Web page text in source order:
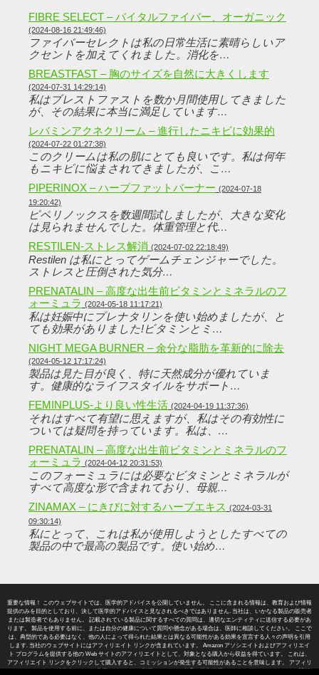
FIBRE SELECT – バイタルファイバー、オーガニック
(2024-08-16 21:49:46)
ファイバーセレクトは私の日常生活に素晴らしいア
クセントを加えてくれました。消化を…
BREASTFAST – 胸のサイズを自然に大きくします
(2024-07-31 14:29:14)
私はブレストファストを数か月間使用してきました
が、その結果に本当に満足しています…
レバミンアクネクリーム – 進行したニキビに効果的
(2024-07-22 01:27:38)
このクリームは私の肌にとても良いです。私は何年
もニキビに悩まされてきましたが、こ…
PIPERINOX – ハーブファットバーナー (2024-07-18
19:20:42)
ピペリノックスを数週間試しましたが、大きな変化
は見られませんでした。体重管理と代…
RESTILEN-ストレス解消 (2024-07-02 22:18:49)
Restilen は私にとってゲームチェンジャーでした。
ストレスと圧倒された気分…
PRENATALIN – 高度な出生前ビタミンとミネラルのフ
ォーミュラ (2024-05-18 11:17:21)
私は妊娠中にプレナタリンを使い始めましたが、と
ても効果がありました!ビタミンとミ…
NIGHT MEGA BURNER – 余分な脂肪を革新的に除去
(2024-05-12 17:17:24)
製品は見た目が良く、特に天然成分が優れていま
す。健康的なライフスタイルをサポート…
FEMINPLUS-より良い性生活 (2024-04-19 11:37:36)
それはすべて有望に思えますが、私はその有効性に
ついては疑問を持っています。私は、…
PRENATALIN – 高度な出生前ビタミンとミネラルのフ
ォーミュラ (2024-04-12 20:31:53)
このフォーミュラには必要なビタミンとミネラルが
すべて高度な形で含まれており、母親…
ZINAMAX – にきびに対するハーブエキス (2024-03-31
09:30:14)
私にとって、これは私が使用しようとしたすべての
製品の中で最高の製品です。使い始め…
重要な情報！ このウェブサイトでは、医学的アドバイスを公開していません。 ここに含まれる情報は、教育および情報
提供のみを目的としており、決して医学的アドバイスと見なされるべきではありません. 当社は、いかなる製品の販売者
または製造者でもありません。 記載されている製品に関するすべての質問は、適切なエンティティに送信する必要があ
ります。 製品を使用する前に、または自分の健康について質問や懸念がある場合は、医師に相談してください。 ここで
は、典型的である必要はなく、他の人によって得られた結果とは異なる可能性がある効果を宣言する人々の声明を引用
します. 当社のウェブサイトにはアフィリエイト リンクが含まれています。 Amazon アソシエイトおよびアフィリエイ
ト プログラムを提供する他の Web サイトのアフィリエイトとして、対象となる購入から収益を得ています。 これは、
アフィリエイト リンクをクリックして購入すると、コミッションが発生する可能性があることを意味します。 アフィリ
エイト リンクは、消費者としての費用にはまったく影響しません。 商品の購入費用は、アフィリエイト リンクに関係